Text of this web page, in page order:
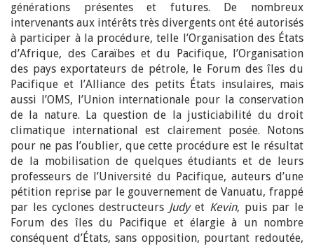
générations présentes et futures. De nombreux
intervenants aux intérêts très divergents ont été autorisés
à participer à la procédure, telle l’Organisation des États
d’Afrique, des Caraïbes et du Pacifique, l’Organisation
des pays exportateurs de pétrole, le Forum des îles du
Pacifique et l’Alliance des petits États insulaires, mais
aussi l’OMS, l’Union internationale pour la conservation
de la nature. La question de la justiciabilité du droit
climatique international est clairement posée. Notons
pour ne pas l’oublier, que cette procédure est le résultat
de la mobilisation de quelques étudiants et de leurs
professeurs de l’Université du Pacifique, auteurs d’une
pétition reprise par le gouvernement de Vanuatu, frappé
par les cyclones destructeurs Judyet Kevin, puis par le
Forum des îles du Pacifique et élargie à un nombre
conséquent d’États, sans opposition, pourtant redoutée,